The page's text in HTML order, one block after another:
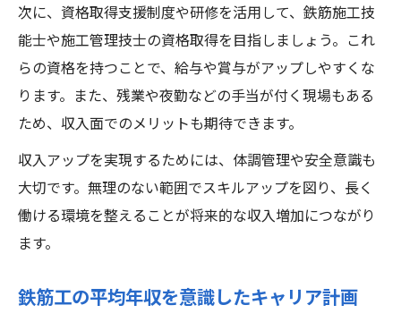
次に、資格取得支援制度や研修を活用して、鉄筋施工技
能士や施工管理技士の資格取得を目指しましょう。これ
らの資格を持つことで、給与や賞与がアップしやすくな
ります。また、残業や夜勤などの手当が付く現場もある
ため、収入面でのメリットも期待できます。
収入アップを実現するためには、体調管理や安全意識も
大切です。無理のない範囲でスキルアップを図り、長く
働ける環境を整えることが将来的な収入増加につながり
ます。
鉄筋工の平均年収を意識したキャリア計画